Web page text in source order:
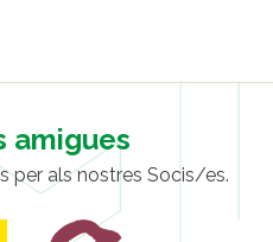
amigues
per als nostres Socis/es.